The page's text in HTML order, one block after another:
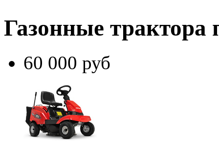
Газонные трактора
60 000 руб